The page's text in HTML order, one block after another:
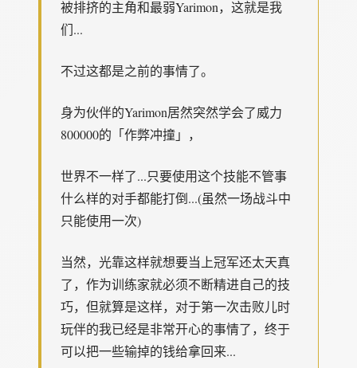
被排挤的主角和最弱Yarimon，这就是我
们...
不过这都是之前的事情了。
身为伙伴的Yarimon居然突然学会了威力
800000的「作弊冲撞」，
世界不一样了...只要使用这个技能不管事
什么样的对手都能打倒...(虽然一场战斗中
只能使用一次)
当然，光靠这样就想要当上冠军还太天真
了，作为训练家就必须不断精进自己的技
巧，但就算是这样，对于第一次击败儿时
玩伴的我已经是非常开心的事情了，终于
可以把一些输掉的钱给拿回来...